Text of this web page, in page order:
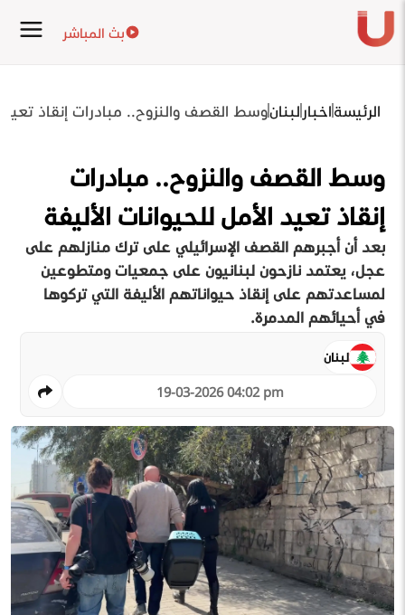
بث المباشر
الرئيسةاخبار لبنانوسط القصف والنزوح.. مبادرات إنقاذ تعيد
وسط القصف والنزوح.. مبادرات
إنقاذ تعيد الأمل للحيوانات الأليفة
بعد أن أجبرهم القصف الإسرائيلي على ترك منازلهم على
عجل، يعتمد نازحون لبنانيون على جمعيات ومتطوعين
لمساعدتهم على إنقاذ حيواناتهم الأليفة التي تركوها
في أحيائهم المدمرة.
19-03-2026 04:02 pm
لبنان